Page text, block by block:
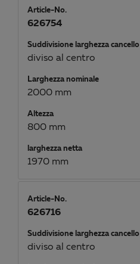
Article-No.
626754
Suddivisione larghezza cancello
diviso al centro
Larghezza nominale
2000 mm
Altezza
800 mm
larghezza netta
1970 mm
Article-No.
626716
Suddivisione larghezza cancello
diviso al centro